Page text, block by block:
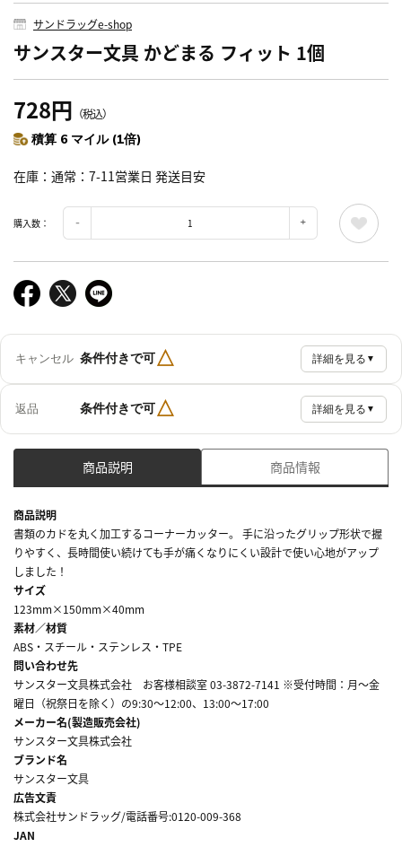
サンドラッグe-shop
サンスター文具 かどまる フィット 1個
728円 （税込）
積算 6 マイル (1倍)
在庫 通常：7-11営業日 発送目安
購入数：
キャンセル 条件付きで可△ 詳細を見る ▼
返品 条件付きで可△ 詳細を見る ▼
商品説明 商品情報
商品説明
書類のカドを丸く加工するコーナーカッター。 手に沿ったグリップ形状で握
りやすく、長時間使い続けても手が痛くなりにくい設計で使い心地がアップ
しました！
サイズ
123mm×150mm×40mm
素材／材質
ABS・スチール・ステンレス・TPE
問い合わせ先
サンスター文具株式会社 お客様相談室 03-3872-7141 ※受付時間：月～金
曜日（祝祭日を除く）の9:30～12:00、13:00～17:00
メーカー名(製造販売会社)
サンスター文具株式会社
ブランド名
サンスター文具
広告文責
株式会社サンドラッグ/電話番号:0120-009-368
JAN